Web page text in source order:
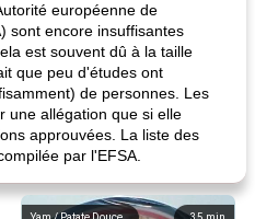
européenne de
sont encore insuffisantes
est souvent dû à la taille
que peu d'études ont
de personnes. Les
une allégation que si elle
approuvées. La liste des
par l'EFSA.